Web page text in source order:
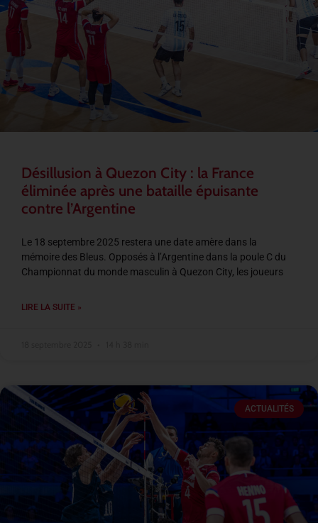
Désillusion à Quezon City : la France
éliminée après une bataille épuisante
contre l’Argentine
Le 18 septembre 2025 restera une date amère dans la
mémoire des Bleus. Opposés à l’Argentine dans la poule C du
Championnat du monde masculin à Quezon City, les joueurs
LIRE LA SUITE »
ACTUALITÉS